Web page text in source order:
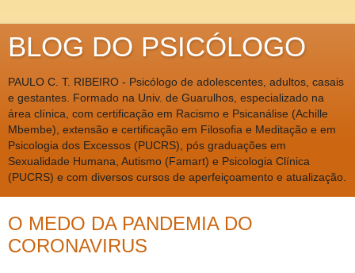
BLOG DO PSICÓLOGO
PAULO C. T. RIBEIRO - Psicólogo de adolescentes, adultos, casais
e gestantes. Formado na Univ. de Guarulhos, especializado na
área clínica, com certificação em Racismo e Psicanálise (Achille
Mbembe), extensão e certificação em Filosofia e Meditação e em
Psicologia dos Excessos (PUCRS), pós graduações em
Sexualidade Humana, Autismo (Famart) e Psicologia Clínica
(PUCRS) e com diversos cursos de aperfeiçoamento e atualização.
O MEDO DA PANDEMIA DO
CORONAVIRUS